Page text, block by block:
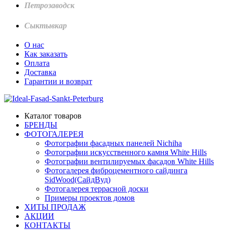
Петрозаводск
Сыктывкар
О нас
Как заказать
Оплата
Доставка
Гарантии и возврат
Каталог товаров
БРЕНДЫ
ФОТОГАЛЕРЕЯ
Фотографии фасадных панелей Nichiha
Фотографии искусственного камня White Hills
Фотографии вентилируемых фасадов White Hills
Фотогалерея фиброцементного сайдинга
SidWood(СайдВуд)
Фотогалерея террасной доски
Примеры проектов домов
ХИТЫ ПРОДАЖ
АКЦИИ
КОНТАКТЫ